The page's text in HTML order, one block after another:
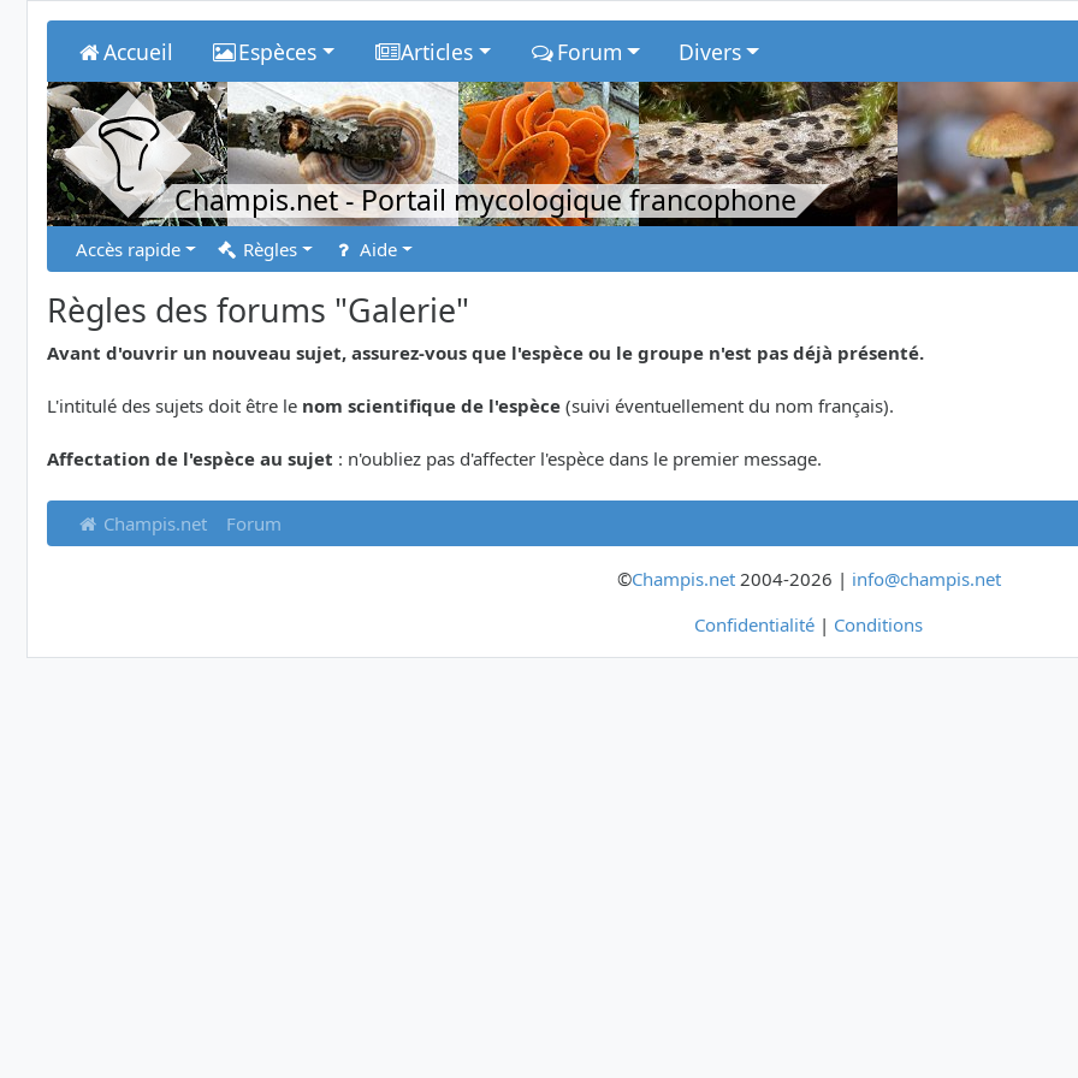
Accueil Espèces Articles Forum Divers
Champis.net- Portail mycologique francophone
Accès rapide Règles Aide
Règles des forums "Galerie"
Avant d'ouvrir un nouveau sujet, assurez-vous que l'espèce ou le groupe n'est pas déjà présenté.
L'intitulé des sujets doit être le nom scientifique de l'espèce (suivi éventuellement du nom français).
Affectation de l'espèce au sujet : n'oubliez pas d'affecter l'espèce dans le premier message.
Champis.net Forum
©Champis.net2004-2026 | info@champis.net
Confidentialité | Conditions